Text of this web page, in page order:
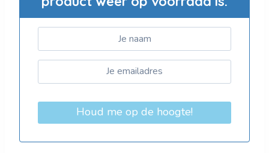
Houd me op de hoogte!